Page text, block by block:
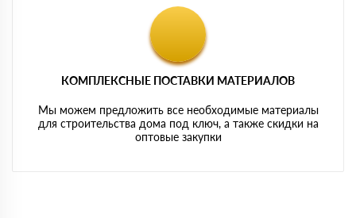
КОМПЛЕКСНЫЕ ПОСТАВКИ МАТЕРИАЛОВ
Мы можем предложить все необходимые материалы
для строительства дома под ключ, а также скидки на
оптовые закупки